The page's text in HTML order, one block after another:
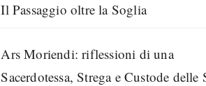
Il Passaggio oltre la Soglia
Ars Moriendi: riflessioni di una
Sacerdotessa, Strega e Custode delle